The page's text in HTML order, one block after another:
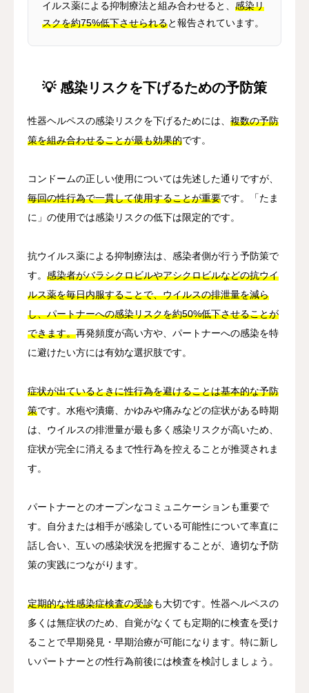
イルス薬による抑制療法と組み合わせると、 感染リ
スクを約75%低下させられると報告されています。
💡 感染リスクを下げるための予防策
性器ヘルペスの感染リスクを下げるためには、 複数の予防
策を組み合わせることが最も効果的です。
コンドームの正しい使用については先述した通りですが、
毎回の性行為で一貫して使用することが重要です。「たま
に」の使用では感染リスクの低下は限定的です。
抗ウイルス薬による抑制療法は、感染者側が行う予防策で
す。 感染者がバラシクロビルやアシクロビルなどの抗ウイ
ルス薬を毎日内服することで、ウイルスの排泄量を減ら
し、パートナーへの感染リスクを約50%低下させることが
できます。再発頻度が高い方や、パートナーへの感染を特
に避けたい方には有効な選択肢です。
症状が出ているときに性行為を避けることは基本的な予防
策です。水疱や潰瘍、かゆみや痛みなどの症状がある時期
は、ウイルスの排泄量が最も多く感染リスクが高いため、
症状が完全に消えるまで性行為を控えることが推奨されま
す。
パートナーとのオープンなコミュニケーションも重要で
す。自分または相手が感染している可能性について率直に
話し合い、互いの感染状況を把握することが、適切な予防
策の実践につながります。
定期的な性感染症検査の受診も大切です。性器ヘルペスの
多くは無症状のため、自覚がなくても定期的に検査を受け
ることで早期発見・早期治療が可能になります。特に新し
いパートナーとの性行為前後には検査を検討しましょう。